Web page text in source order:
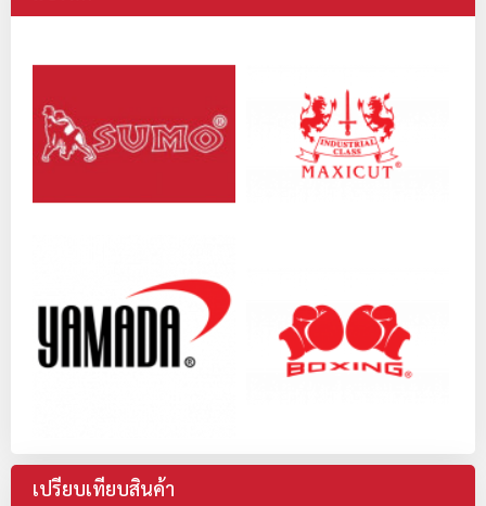
เปรียบเทียบสินค้า